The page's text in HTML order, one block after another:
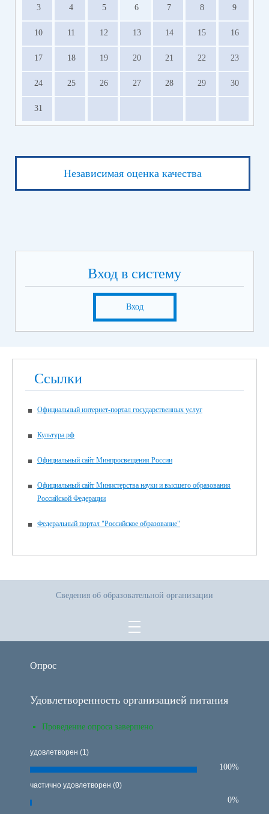
3 4 5 6 7 8 9
10 11 12 13 14 15 16
17 18 19 20 21 22 23
24 25 26 27 28 29 30
31
Независимая оценка качества
Вход в систему
Вход
Ссылки
Официальный интернет-портал государственных услуг
Культура.рф
Официальный сайт Минпросвещения России
Официальный сайт Министерства науки и высшего образования
Российской Федерации
Федеральный портал "Российское образование"
Сведения об образовательной организации
Опрос
Удовлетворенность организацией питания
Проведение опроса завершено
удовлетворен (1)
100%
частично удовлетворен (0)
0%